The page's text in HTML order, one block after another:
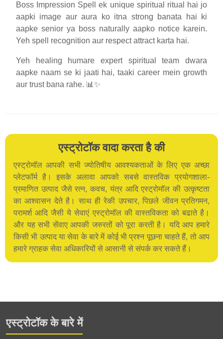
Boss Impression Spell ek unique spiritual ritual hai jo
aapki image aur aura ko itna strong banata hai ki
aapke senior ya boss naturally aapko notice karein.
Yeh spell recognition aur respect attract karta hai.
Yeh healing humare expert spiritual team dwara
aapke naam se ki jaati hai, taaki career mein growth
aur trust bana rahe. 📊✨
एस्ट्रोटॉक वादा करता है की
एस्ट्रोमॉल आपकी सभी ज्योतिषीय आवश्यकताओं के लिए एक अच्छा
प्लेटफॉर्म है। इसके अलावा आपको सबसे वास्तविक प्रयोगशाला-
प्रमाणित उत्पाद जैसे रत्न, कवच, यंत्र आदि एस्ट्रोमॉल की उत्कृष्टता
का आश्वासन देते है। साथ ही रेकी उपचार, पिछले जीवन प्रतिगमन,
परामर्श आदि जैसी ये सेवाएं एस्ट्रोमॉल की वास्तविकता को बढाते है।
और यह सभी सेंवाए आपकी जरुरतों को पूरा करती है। यदि आप हमारे
किसी भी उत्पाद या सेवा के बारे में कोई भी प्रश्न पूछना चाहते हैं, तो आप
हमारे ग्राहक सेवा अधिकारियों से आसानी से संपर्क कर सकते हैं।
एस्ट्रोटॉक के बारे में